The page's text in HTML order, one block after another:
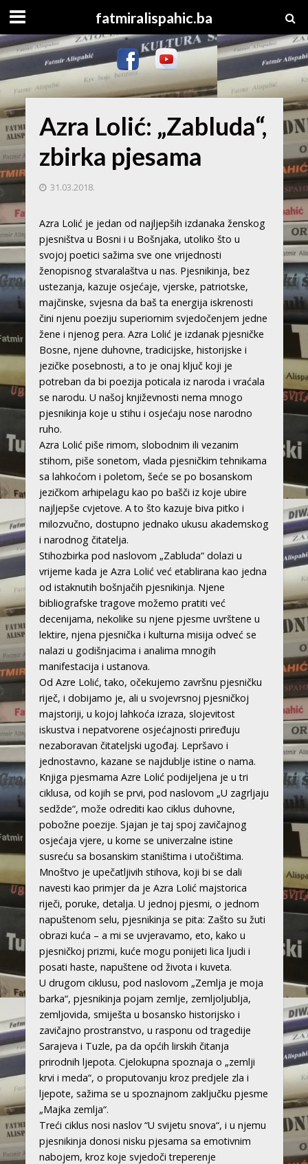
fatmiralispahic.ba
Azra Lolić: „Zabluda“,
zbirka pjesama
31.03.2018.
Azra Lolić je jedan od najljepših izdanaka ženskog
pjesništva u Bosni i u Bošnjaka, utoliko što u
svojoj poetici sažima sve one vrijednosti
ženopisnog stvaralaštva u nas. Pjesnikinja, bez
ustezanja, kazuje osjećaje, vjerske, patriotske,
majčinske, svjesna da baš ta energija iskrenosti
čini njenu poeziju superiornim svjedočenjem jedne
žene i njenog pera. Azra Lolić je izdanak pjesničke
Bosne, njene duhovne, tradicijske, historijske i
jezičke posebnosti, a to je onaj ključ koji je
potreban da bi poezija poticala iz naroda i vraćala
se narodu. U našoj književnosti nema mnogo
pjesnikinja koje u stihu i osjećaju nose narodno
ruho.
Azra Lolić piše rimom, slobodnim ili vezanim
stihom, piše sonetom, vlada pjesničkim tehnikama
sa lahkoćom i poletom, šeće se po bosanskom
jezičkom arhipelagu kao po bašči iz koje ubire
najljepše cvjetove. A to što kazuje biva pitko i
milozvučno, dostupno jednako ukusu akademskog
i narodnog čitatelja.
Stihozbirka pod naslovom „Zabluda“ dolazi u
vrijeme kada je Azra Lolić već etablirana kao jedna
od istaknutih bošnjačih pjesnikinja. Njene
bibliografske tragove možemo pratiti već
decenijama, nekolike su njene pjesme uvrštene u
lektire, njena pjesnička i kulturna misija odveć se
nalazi u godišnjacima i analima mnogih
manifestacija i ustanova.
Od Azre Lolić, tako, očekujemo završnu pjesničku
riječ, i dobijamo je, ali u svojevrsnoj pjesničkoj
majstoriji, u kojoj lahkoća izraza, slojevitost
iskustva i nepatvorene osjećajnosti priređuju
nezaboravan čitateljski ugođaj. Lepršavo i
jednostavno, kazane se najdublje istine o nama.
Knjiga pjesmama Azre Lolić podijeljena je u tri
ciklusa, od kojih se prvi, pod naslovom „U zagrljaju
sedžde“, može odrediti kao ciklus duhovne,
pobožne poezije. Sjajan je taj spoj zavičajnog
osjećaja vjere, u kome se univerzalne istine
susreću sa bosanskim staništima i utočištima.
Mnoštvo je upečatljivih stihova, koji bi se dali
navesti kao primjer da je Azra Lolić majstorica
riječi, poruke, detalja. U jednoj pjesmi, o jednom
napuštenom selu, pjesnikinja se pita: Zašto su žuti
obrazi kuća – a mi se uvjeravamo, eto, kako u
pjesničkoj prizmi, kuće mogu ponijeti lica ljudi i
posati haste, napuštene od života i kuveta.
U drugom ciklusu, pod naslovom „Zemlja je moja
barka“, pjesnikinja pojam zemlje, zemljoljublja,
zemljovida, smiješta u bosansko historijsko i
zavičajno prostranstvo, u rasponu od tragedije
Sarajeva i Tuzle, pa da općih lirskih čitanja
prirodnih ljepota. Cjelokupna spoznaja o „zemlji
krvi i meda“, o proputovanju kroz predjele zla i
ljepote, sažima se u spoznajnom zaključku pjesme
„Majka zemlja“.
Treći ciklus nosi naslov “U svijetu snova“, i u njemu
pjesnikinja donosi nisku pjesama sa emotivnim
nabojem, kroz koje svjedoči treperenje